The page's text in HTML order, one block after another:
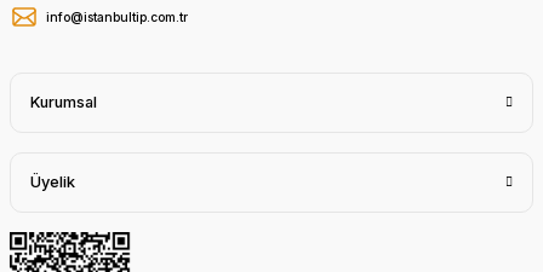
info@istanbultip.com.tr
Kurumsal
Üyelik